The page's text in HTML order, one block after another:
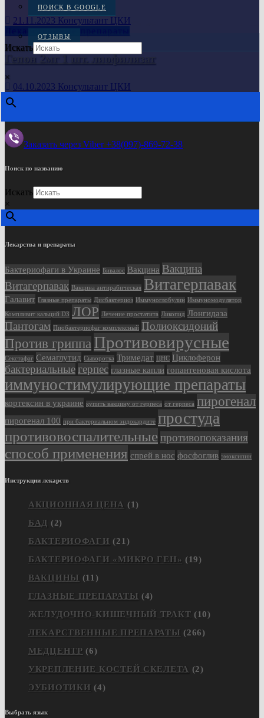
ПОИСК В GOOGLE
ОТЗЫВЫ
Искать
×
21.11.2023 Консультант ЦКИ
Гепон 2мг 1 шт. лиофилизат
04.10.2023 Консультант ЦКИ
Заказать через Viber +38(097)-869-72-38
Поиск по названию
Искать
×
Лекарства и препараты
Бактериофаги в Украине Бивалос Вакцина Вакцина
Витагерпавак Вакцина антирабическая Витагерпавак
Галавит Глазные препараты Дисбактериоз Иммуноглобулин Иммуномодулятор
Компливит кальций D3 ЛОР Лечение простатита Ликопид Лонгидаза
Пантогам Пиобактериофаг комплексный Полиоксидоний
Против гриппа Противовирусные
Секстафаг Семаглутид Сыворотка Тримедат ЦНС Циклоферон
бактериальныегерпес глазные капли гопантеновая кислота
иммуностимулирующие препараты
кортексин в украине купить вакцину от герпеса от герпеса пирогенал
пирогенал 100 при бактериальном эндокардите простуда
противовоспалительные противопоказания
способ применения спрей в нос фосфоглив эмоксипин
Инструкции лекарств
АКЦИОННАЯ ЦЕНА (1)
БАД (2)
БАКТЕРИОФАГИ (21)
БАКТЕРИОФАГИ «МИКРО ГЕН» (19)
ВАКЦИНЫ (11)
ГЛАЗНЫЕ ПРЕПАРАТЫ (4)
ЖЕЛУДОЧНО-КИШЕЧНЫЙ ТРАКТ (10)
ЛЕКАРСТВЕННЫЕ ПРЕПАРАТЫ (266)
МЕДЦЕНТР (6)
УКРЕПЛЕНИЕ КОСТЕЙ СКЕЛЕТА (2)
ЭУБИОТИКИ (4)
Выбрать язык